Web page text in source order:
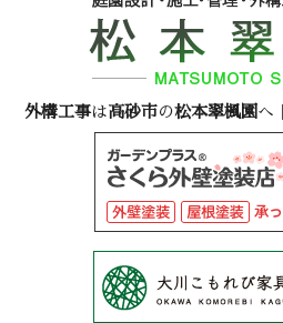
外構工事は高砂市の松本翠楓園 へ｜